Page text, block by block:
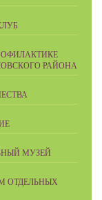
РАЙОНА
МУЗЕЙ
ОТДЕЛЬНЫХ